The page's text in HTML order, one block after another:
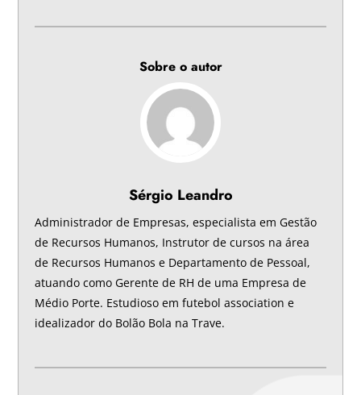
Sobre o autor
Sérgio Leandro
Administrador de Empresas, especialista em Gestão
de Recursos Humanos, Instrutor de cursos na área
de Recursos Humanos e Departamento de Pessoal,
atuando como Gerente de RH de uma Empresa de
Médio Porte. Estudioso em futebol association e
idealizador do Bolão Bola na Trave.